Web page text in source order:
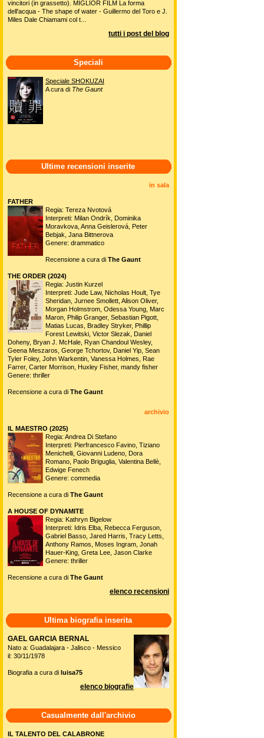
vincitori (in grassetto). MIGLIOR FILM La forma
dell'acqua - The shape of water - Guillermo del Toro e J.
Miles Dale Chiamami col t...
tutti i post del blog
Speciali
Speciale SHOKUZAI
A cura di The Gaunt
Ultime recensioni inserite
in sala
FATHER
Regia: Tereza Nvotová
Interpreti: Milan Ondrík, Dominika
Moravkova, Anna Geislerová, Peter
Bebjak, Jana Bittnerova
Genere: drammatico
Recensione a cura di The Gaunt
THE ORDER (2024)
Regia: Justin Kurzel
Interpreti: Jude Law, Nicholas Hoult, Tye
Sheridan, Jurnee Smollett, Alison Oliver,
Morgan Holmstrom, Odessa Young, Marc
Maron, Philip Granger, Sebastian Pigott,
Matias Lucas, Bradley Stryker, Phillip
Forest Lewitski, Victor Slezak, Daniel
Doheny, Bryan J. McHale, Ryan Chandoul Wesley,
Geena Meszaros, George Tchortov, Daniel Yip, Sean
Tyler Foley, John Warkentin, Vanessa Holmes, Rae
Farrer, Carter Morrison, Huxley Fisher, mandy fisher
Genere: thriller
Recensione a cura di The Gaunt
archivio
IL MAESTRO (2025)
Regia: Andrea Di Stefano
Interpreti: Pierfrancesco Favino, Tiziano
Menichelli, Giovanni Ludeno, Dora
Romano, Paolo Briguglia, Valentina Bellè,
Edwige Fenech
Genere: commedia
Recensione a cura di The Gaunt
A HOUSE OF DYNAMITE
Regia: Kathryn Bigelow
Interpreti: Idris Elba, Rebecca Ferguson,
Gabriel Basso, Jared Harris, Tracy Letts,
Anthony Ramos, Moses Ingram, Jonah
Hauer-King, Greta Lee, Jason Clarke
Genere: thriller
Recensione a cura di The Gaunt
elenco recensioni
Ultima biografia inserita
GAEL GARCIA BERNAL
Nato a: Guadalajara - Jalisco - Messico
il: 30/11/1978
Biografia a cura di luisa75
elenco biografie
Casualmente dall'archivio
IL TALENTO DEL CALABRONE